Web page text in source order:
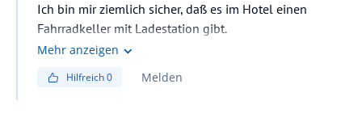
Ich bin mir ziemlich sicher, daß es im Hotel einen
Fahrradkeller mit Ladestation gibt.
Aber ich würde lieber dort kurz anrufen und mich noch
Grüssle Jörg
Mehr anzeigen
Hilfreich0 Melden